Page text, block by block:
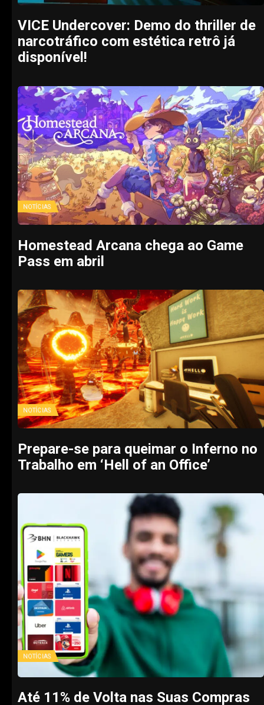
VICE Undercover: Demo do thriller de
narcotráfico com estética retrô já
disponível!
NOTÍCIAS
Homestead Arcana chega ao Game
Pass em abril
NOTÍCIAS
Prepare-se para queimar o Inferno no
Trabalho em ‘Hell of an Office’
NOTÍCIAS
Até 11% de Volta nas Suas Compras